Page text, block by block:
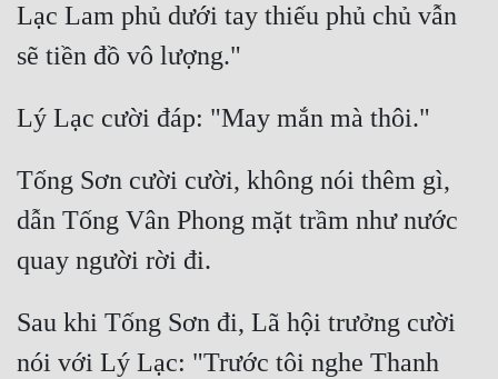
Lạc Lam phủ dưới tay thiếu phủ chủ vẫn
Tống Sơn cười cười, không nói thêm gì,
dẫn Tống Vân Phong mặt trầm như nước
Sau khi Tống Sơn đi, Lã hội trưởng cười
nói với Lý Lạc: "Trước tôi nghe Thanh